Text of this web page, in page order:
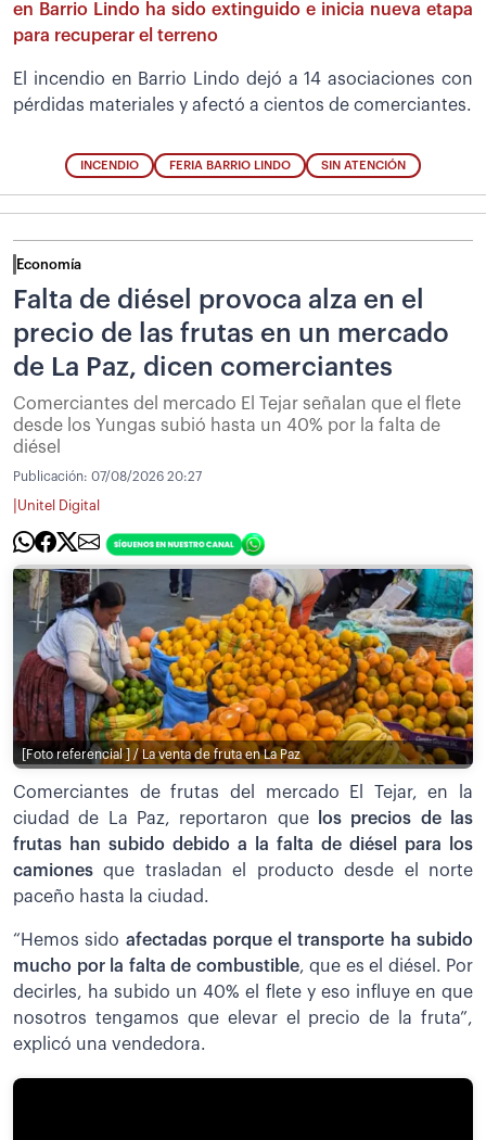
en Barrio Lindo ha sido extinguido e inicia nueva etapa
para recuperar el terreno
El incendio en Barrio Lindo dejó a 14 asociaciones con
pérdidas materiales y afectó a cientos de comerciantes.
INCENDIO FERIA BARRIO LINDO SIN ATENCIÓN
Economía
Falta de diésel provoca alza en el
precio de las frutas en un mercado
de La Paz, dicen comerciantes
Comerciantes del mercado El Tejar señalan que el flete
desde los Yungas subió hasta un 40% por la falta de
diésel
Publicación: 07/08/2026 20:27
Unitel Digital
[Foto referencial ] / La venta de fruta en La Paz
Comerciantes de frutas del mercado El Tejar, en la
ciudad de La Paz, reportaron quelos precios de las
frutas han subido debido a la falta de diésel para los
camionesque trasladan el producto desde el norte
paceño hasta la ciudad.
“Hemos sido afectadas porque el transporte ha subido
mucho por la falta de combustible, que es el diésel. Por
decirles, ha subido un 40% el flete y eso influye en que
nosotros tengamos que elevar el precio de la fruta”,
explicó una vendedora.